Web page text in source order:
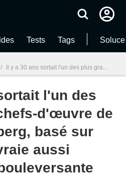
Tests Tags
/ Il y a 30 ans sortait l'un des plus grands chefs-d'œuvre de Steven Spielberg, basé sur une histoire vraie aussi horrible que bouleversante
l'un des
d'œuvre de
basé sur
aussi